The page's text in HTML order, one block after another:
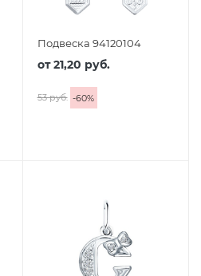
Подвеска 94120104
от21,20 руб.
53 руб. -60%